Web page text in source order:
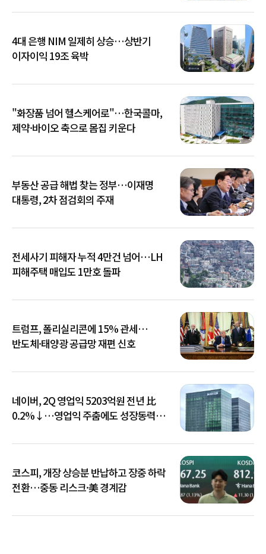
4대 은행 NIM 일제히 상승…상반기
이자이익 19조 육박
"화장품 넘어 헬스케어로"…한국콜마,
제약·바이오 축으로 몸집 키운다
부동산 공급 해법 찾는 정부…이재명
대통령, 2차 점검회의 주재
전세사기 피해자 누적 4만건 넘어…LH
피해주택 매입도 1만호 돌파
트럼프, 폴리실리콘에 15% 관세…
반도체·태양광 공급망 재편 신호
네이버, 2Q 영업익 5203억원 전년 比
0.2%↓…영업익 주춤에도 성장동력
코스피, 개장 상승분 반납하고 장중 하락
전환…중동 리스크·美 경계감